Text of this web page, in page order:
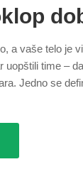
a vaše telo je
uopštili time –
Jedno se